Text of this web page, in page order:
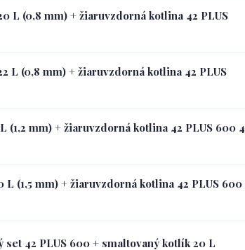
L (0,8 mm) + žiaruvzdorná kotlina 42 PLUS
L (0,8 mm) + žiaruvzdorná kotlina 42 PLUS
(1,2 mm) + žiaruvzdorná kotlina 42 PLUS 600 4
L (1,5 mm) + žiaruvzdorná kotlina 42 PLUS 600
set 42 PLUS 600 + smaltovaný kotlík 20 L